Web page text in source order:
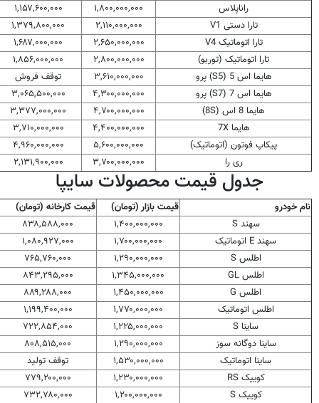
راناپلاس
۱,۸۰۰,۰۰۰,۰۰۰
۱,۱۵۷,۶۰۰,۰۰۰
تارا دستی V1
۲,۱۱۰,۰۰۰,۰۰۰
۱,۳۷۹,۸۰۰,۰۰۰
تارا اتوماتیک V4
۲,۶۵۰,۰۰۰,۰۰۰
۱,۶۸۷,۰۰۰,۰۰۰
تارا اتوماتیک (توربو)
۲,۸۰۰,۰۰۰,۰۰۰
۱,۸۵۶,۰۰۰,۰۰۰
هایما اس 5 (S5) پرو
۳,۶۱۰,۰۰۰,۰۰۰
توقف فروش
هایما اس 7 (S7) پرو
۴,۳۰۰,۰۰۰,۰۰۰
۳,۰۶۵,۵۰۰,۰۰۰
هایما 8 اس (8S)
۴,۷۰۰,۰۰۰,۰۰۰
۳,۳۷۷,۰۰۰,۰۰۰
هایما 7X
۴,۴۰۰,۰۰۰,۰۰۰
۳,۷۱۰,۰۰۰,۰۰۰
پیکاپ فوتون (اتوماتیک)
۵,۶۰۰,۰۰۰,۰۰۰
۴,۹۶۰,۰۰۰,۰۰۰
ری را
۳,۷۰۰,۰۰۰,۰۰۰ ۲,۱۳۱,۹۰۰,۰۰۰
جدول قیمت محصولات سایپا
نام خودرو قیمت بازار (تومان)
قیمت کارخانه (تومان)
سهند S
۱,۴۰۰,۰۰۰,۰۰۰
۸۳۸,۵۸۸,۰۰۰
سهند E اتوماتیک
۱,۷۰۰,۰۰۰,۰۰۰
۱,۰۸۰,۹۲۷,۰۰۰
اطلس S
۱,۲۹۰,۰۰۰,۰۰۰
۷۶۵,۷۶۰,۰۰۰
اطلس GL
۱,۳۴۵,۰۰۰,۰۰۰
۸۴۳,۲۹۵,۰۰۰
اطلس G
۱,۴۵۰,۰۰۰,۰۰۰
۸۸۹,۲۸۸,۰۰۰
اطلس اتوماتیک
۱,۷۷۰,۰۰۰,۰۰۰
۱,۱۹۹,۴۰۰,۰۰۰
ساینا S
۱,۲۲۵,۰۰۰,۰۰۰
۷۲۲,۸۵۴,۰۰۰
ساینا دوگانه سوز
۱,۲۹۰,۰۰۰,۰۰۰
۸۰۸,۵۱۵,۰۰۰
ساینا اتوماتیک
۱,۵۳۰,۰۰۰,۰۰۰
توقف تولید
کوییک RS
۱,۲۳۰,۰۰۰,۰۰۰
۷۷۹,۲۰۰,۰۰۰
کوییک S
۱,۲۰۰,۰۰۰,۰۰۰
۷۳۲,۷۸۰,۰۰۰